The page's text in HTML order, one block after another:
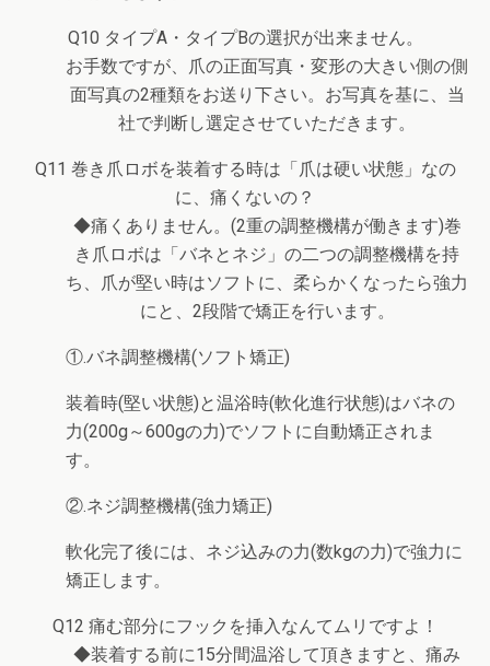
Q10 タイプA・タイプBの選択が出来ません。
お手数ですが、爪の正面写真・変形の大きい側の側
面写真の2種類をお送り下さい。お写真を基に、当
社で判断し選定させていただきます。
Q11 巻き爪ロボを装着する時は「爪は硬い状態」なの
に、痛くないの？
◆痛くありません。(2重の調整機構が働きます)巻
き爪ロボは「バネとネジ」の二つの調整機構を持
ち、爪が堅い時はソフトに、柔らかくなったら強力
にと、2段階で矯正を行います。
①.バネ調整機構(ソフト矯正)
装着時(堅い状態)と温浴時(軟化進行状態)はバネの
力(200g～600gの力)でソフトに自動矯正されま
す。
②.ネジ調整機構(強力矯正)
軟化完了後には、ネジ込みの力(数kgの力)で強力に
矯正します。
Q12 痛む部分にフックを挿入なんてムリですよ！
◆装着する前に15分間温浴して頂きますと、痛み